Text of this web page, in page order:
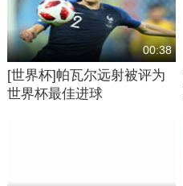
00:38
[世界杯]帕瓦尔远射被评为
世界杯最佳进球